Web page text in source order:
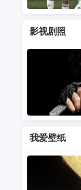
影视剧照
我爱壁纸